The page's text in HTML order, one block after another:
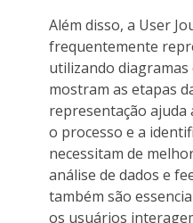
Além disso, a User
frequentemente
utilizando
mostram as etapas
representação ajuda
o processo e a
necessitam de
análise de dados e
também são
os usuários